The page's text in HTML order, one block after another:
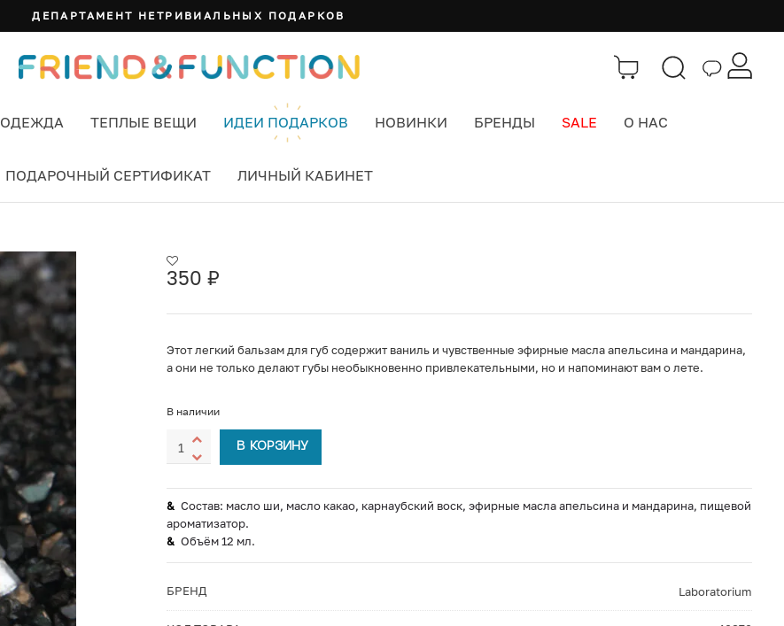
ДЕПАРТАМЕНТ НЕТРИВИАЛЬНЫХ ПОДАРКОВ
ОДЕЖДА ТЕПЛЫЕ ВЕЩИ ИДЕИ ПОДАРКОВ НОВИНКИ БРЕНДЫ SALE О НАС
ПОДАРОЧНЫЙ СЕРТИФИКАТ ЛИЧНЫЙ КАБИНЕТ
350 ₽
Этот легкий бальзам для губ содержит ваниль и чувственные эфирные масла апельсина и мандарина,
а они не только делают губы необыкновенно привлекательными, но и напоминают вам о лете.
В наличии
В КОРЗИНУ
Состав: масло ши, масло какао, карнаубский воск, эфирные масла апельсина и мандарина, пищевой
ароматизатор.
Объём 12 мл.
БРЕНД Laboratorium